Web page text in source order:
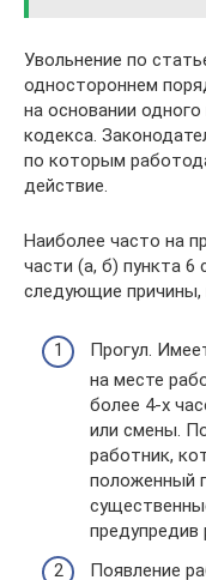
Увольнение по
одностороннем
на основании
кодекса.
по которым
действие.
Наиболее часто на
части (а, б) пункта 6
следующие причины,
Прогул.
на месте
более 4-х
или смены.
работник,
положенный
предупредив
Появление